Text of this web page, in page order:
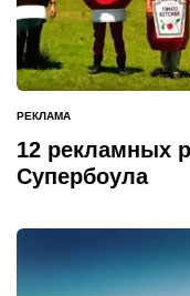
ОПУБЛИКОВАНО
В
РЕКЛАМА
12 рекламных
Супербоула